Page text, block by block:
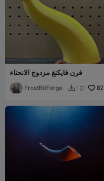
قرن فايكنغ مزدوج الانحناء
FrostBitForge  131 82